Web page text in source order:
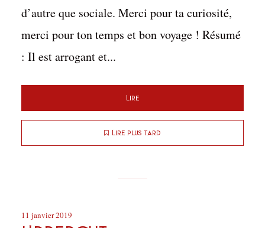
d’autre que sociale. Merci pour ta curiosité,
merci pour ton temps et bon voyage ! Résumé
: Il est arrogant et...
Lire
Lire plus tard
11 janvier 2019